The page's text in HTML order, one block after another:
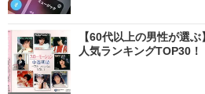
【60代以上の男性が選
人気ランキングTOP30